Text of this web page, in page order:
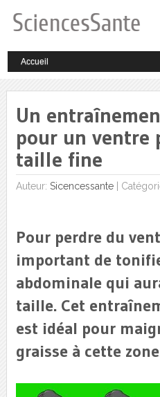
Un
pour un ventre
taille fine
Auteur: Sicencessante|
Pour perdre du
important de
abdominale qui
taille. Cet
est idéal pour
graisse à cette